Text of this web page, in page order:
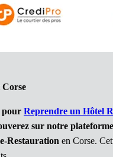
Corse
pour Reprendre un Hôtel
sur notre
Restauration en Corse.